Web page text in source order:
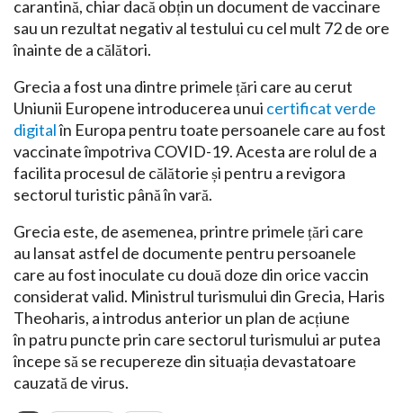
carantină, chiar dacă obțin un document de vaccinare
sau un rezultat negativ al testului cu cel mult 72 de ore
înainte de a călători.
Grecia a fost una dintre primele țări care au cerut
Uniunii Europene introducerea unui certificat verde
digitalîn Europa pentru toate persoanele care au fost
vaccinate împotriva COVID-19. Acesta are rolul de a
facilita procesul de călătorie și pentru a revigora
sectorul turistic până în vară.
Grecia este, de asemenea, printre primele țări care
au lansat astfel de documente pentru persoanele
care au fost inoculate cu două doze din orice vaccin
considerat valid. Ministrul turismului din Grecia, Haris
Theoharis, a introdus anterior un plan de acțiune
în patru puncte prin care sectorul turismului ar putea
începe să se recupereze din situația devastatoare
cauzată de virus.